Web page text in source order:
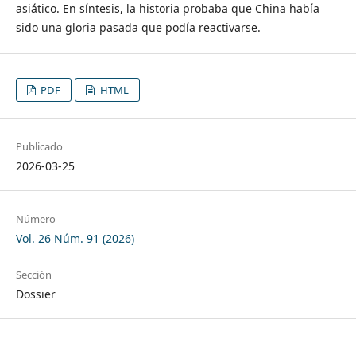
asiático. En síntesis, la historia probaba que China había
sido una gloria pasada que podía reactivarse.
PDF HTML
Publicado
2026-03-25
Número
Vol. 26 Núm. 91 (2026)
Sección
Dossier